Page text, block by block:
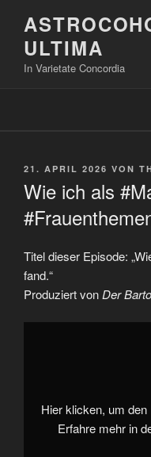
Inhalt
springenULTIMA
In Varietate Concordia
VERÖFFENTLICHT
21. APRIL 2026 VON
Wie ich als
Titel dieser Episode:
fand.“
Produziert vonDer
„Wie
von
YouTube
anzeigen
Hier klicken, um den
Erfahre mehr in